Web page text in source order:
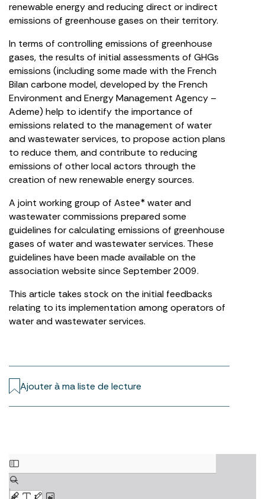
renewable energy and reducing direct or indirect
emissions of greenhouse gases on their territory.
In terms of controlling emissions of greenhouse
gases, the results of initial assessments of GHGs
emissions (including some made with the French
Bilan carbone model, developed by the French
Environment and Energy Management Agency –
Ademe) help to identify the importance of
emissions related to the management of water
and wastewater services, to propose action plans
to reduce them, and contribute to reducing
emissions of other local actors through the
creation of new renewable energy sources.
A joint working group of Astee* water and
wastewater commissions prepared some
guidelines for calculating emissions of greenhouse
gases of water and wastewater services. These
guidelines have been made available on the
association website since September 2009.
This article takes stock on the initial feedbacks
relating to its implementation among operators of
water and wastewater services.
Ajouter à ma liste de lecture